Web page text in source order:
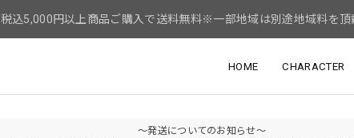
税込5,000円以上商品ご購入で送料無料※一部地域は別途地域料を頂
HOME CHARACTER
～発送についてのお知らせ～